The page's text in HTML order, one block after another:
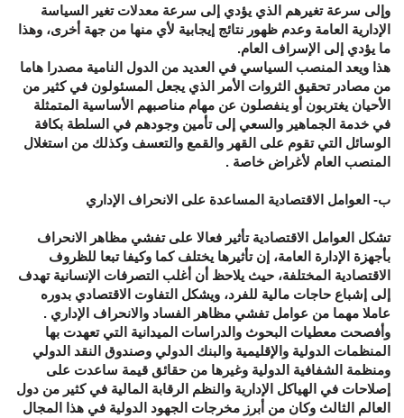
وإلى سرعة تغيرهم الذي يؤدي إلى سرعة معدلات تغير السياسة
الإدارية العامة وعدم ظهور نتائج إيجابية لأي منها من جهة أخرى، وهذا
ما يؤدي إلى الإسراف العام.
هذا ويعد المنصب السياسي في العديد من الدول النامية مصدرا هاما
من مصادر تحقيق الثروات الأمر الذي يجعل المسئولون في كثير من
الأحيان يغتربون أو ينفصلون عن مهام مناصبهم الأساسية المتمثلة
في خدمة الجماهير والسعي إلى تأمين وجودهم في السلطة بكافة
الوسائل التي تقوم على القهر والقمع والتعسف وكذلك من استغلال
المنصب العام لأغراض خاصة .
ب- العوامل الاقتصادية المساعدة على الانحراف الإداري
تشكل العوامل الاقتصادية تأثير فعالا على تفشي مظاهر الانحراف
بأجهزة الإدارة العامة، إن تأثيرها يختلف كما وكيفا تبعا للظروف
الاقتصادية المختلفة، حيث يلاحظ أن أغلب التصرفات الإنسانية تهدف
إلى إشباع حاجات مالية للفرد، ويشكل التفاوت الاقتصادي بدوره
عاملا مهما من عوامل تفشي مظاهر الفساد والانحراف الإداري .
وأفصحت معطيات البحوث والدراسات الميدانية التي تعهدت بها
المنظمات الدولية والإقليمية والبنك الدولي وصندوق النقد الدولي
ومنظمة الشفافية الدولية وغيرها من حقائق قيمة ساعدت على
إصلاحات في الهياكل الإدارية والنظم الرقابة المالية في كثير من دول
العالم الثالث وكان من أبرز مخرجات الجهود الدولية في هذا المجال